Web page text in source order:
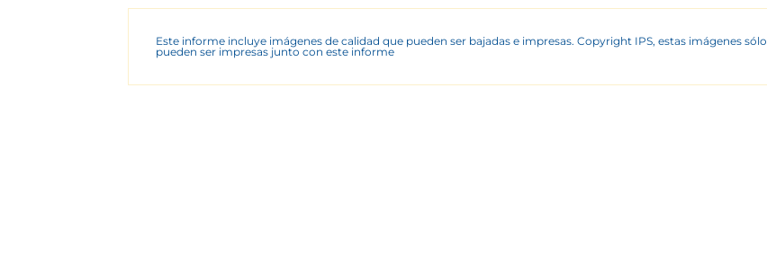
Este informe incluye imágenes de calidad que pueden ser bajadas e impresas. Copyright IPS, estas imágenes sólo
pueden ser impresas junto con este informe